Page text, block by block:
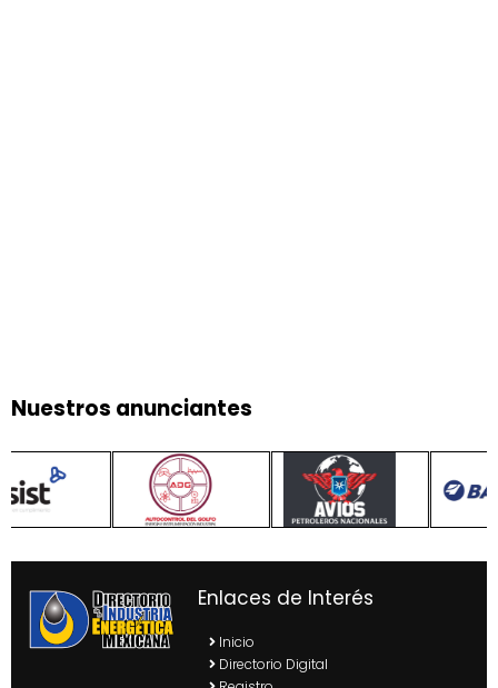
Nuestros anunciantes
Enlaces de Interés
Inicio
Directorio Digital